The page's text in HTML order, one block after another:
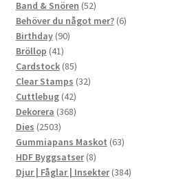
produkter
Band & Snören 5252
produkter
Behöver du något mer? 66
Birthday 9090
Bröllop 4141
produkter
Cardstock 8585
produkter
Clear Stamps 3232
Cuttlebug 4242
produkter
Dekorera 368368
Dies 25032503
produkter
Gummiapans Maskot 6363
HDF Byggsatser 88
produkter
Djur | Fåglar | Insekter 384384